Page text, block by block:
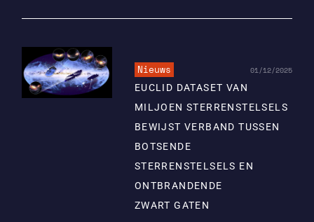
Nieuws 01/12/2025
EUCLID DATASET VAN
MILJOEN STERRENSTELSELS
BEWIJST VERBAND TUSSEN
BOTSENDE
STERRENSTELSELS EN
ONTBRANDENDE
ZWART GATEN